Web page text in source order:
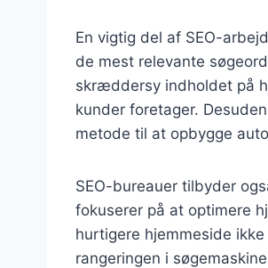
En vigtig del af SEO-
de mest relevante
skræddersy indholdet på
kunder foretager.
metode til at opbygge
SEO-bureauer tilbyder
fokuserer på at optimere
hurtigere hjemmeside
rangeringen i